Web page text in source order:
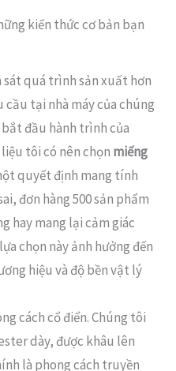
kiến thức cơ bản bạn
sát quá trình sản xuất hơn
tại nhà máy của chúng
đầu hành trình của
tôi có nên chọn miếng
quyết định mang tính
đơn hàng 500 sản phẩm
hay mang lại cảm giác
chọn này ảnh hưởng đến
hiệu và độ bền vật lý
cách cổ điển. Chúng tôi
dày, được khâu lên
là phong cách truyền